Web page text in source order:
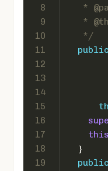
8
9
10
11
12
13
14
15
16
17
18
19
   *
   *
   */
public
this
  }
public